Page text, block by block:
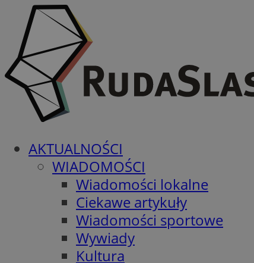
AKTUALNOŚCI
WIADOMOŚCI
Wiadomości lokalne
Ciekawe artykuły
Wiadomości sportowe
Wywiady
Kultura